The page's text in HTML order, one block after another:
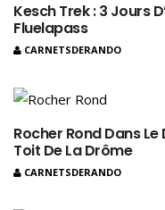
Kesch Trek : 3 Jours
Fluelapass
CARNETSDERANDO
Rocher Rond Dans Le
Toit De La Drôme
CARNETSDERANDO